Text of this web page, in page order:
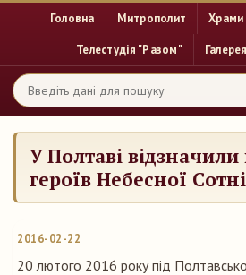
Головна Митрополит Храми
Телестудія "Разом" Галерея
У Полтаві відзначили
героїв Небесної
2016-02-22
20 лютого 2016 року під